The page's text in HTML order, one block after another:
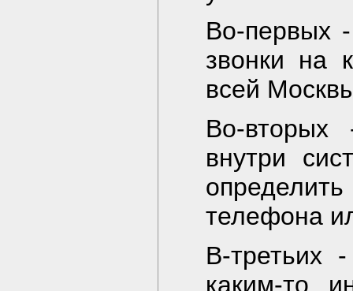
Во-первых
звонки на
всей
Во-
внутри
телефона
В-третьих
каким-то